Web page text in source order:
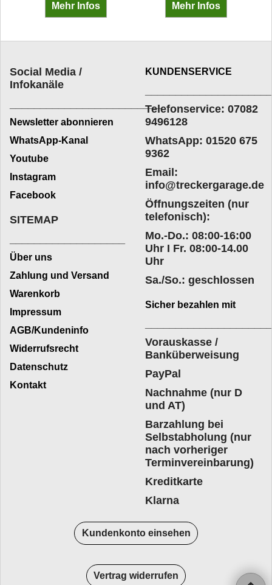
Mehr Infos Mehr Infos
Social Media /
Infokanäle
_________________________
Newsletter abonnieren
WhatsApp-Kanal
Youtube
Instagram
Facebook
KUNDENSERVICE
Telefonservice: 07082
9496128
WhatsApp: 01520 675
9362
Email:
info@treckergarage.de
Öffnungszeiten (nur
telefonisch):
Mo.-Do.: 08:00-16:00
Uhr I Fr. 08:00-14.00
Uhr
Sa./So.: geschlossen
SITEMAP
Über uns
Zahlung und Versand
Warenkorb
Impressum
AGB/Kundeninfo
Widerrufsrecht
Datenschutz
Kontakt
Sicher bezahlen mit
Vorauskasse /
Banküberweisung
PayPal
Nachnahme (nur D
und AT)
Barzahlung bei
Selbstabholung (nur
nach vorheriger
Terminvereinbarung)
Kreditkarte
Klarna
Kundenkonto einsehen
Vertrag widerrufen